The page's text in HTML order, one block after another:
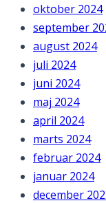
oktober 2024
september
august 2024
juli 2024
juni 2024
maj 2024
april 2024
marts 2024
februar 2024
januar 2024
december